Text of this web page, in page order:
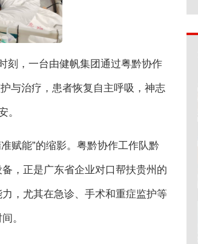
刻，一台由健帆集团通过粤黔协作
与治疗，患者恢复自主呼吸，神志
。
赋能”的缩影。粤黔协作工作队黔
，正是广东省企业对口帮扶贵州的
，尤其在急诊、手术和重症监护等
。